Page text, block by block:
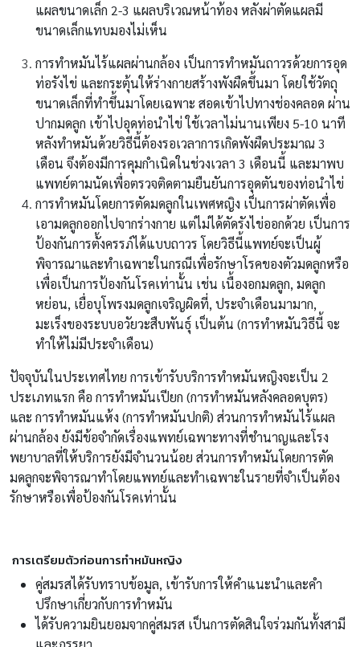
แผลขนาดเล็ก 2-3 แผลบริเวณหน้าท้อง หลังผ่าตัดแผลมี
ขนาดเล็กแทบมองไม่เห็น
การทำหมันไร้แผลผ่านกล้อง เป็นการทำหมันถาวรด้วยการอุด
ท่อรังไข่ และกระตุ้นให้ร่างกายสร้างพังผืดขึ้นมา โดยใช้วัตถุ
ขนาดเล็กที่ทำขึ้นมาโดยเฉพาะ สอดเข้าไปทางช่องคลอด ผ่าน
ปากมดลูก เข้าไปอุดท่อนำไข่ ใช้เวลาไม่นานเพียง 5-10 นาที
หลังทำหมันด้วยวิธีนี้ต้องรอเวลาการเกิดพังผืดประมาณ 3
เดือน จึงต้องมีการคุมกำเนิดในช่วงเวลา 3 เดือนนี้ และมาพบ
แพทย์ตามนัดเพื่อตรวจติดตามยืนยันการอุดตันของท่อนำไข่
การทำหมันโดยการตัดมดลูกในเพศหญิง เป็นการผ่าตัดเพื่อ
เอามดลูกออกไปจากร่างกาย แต่ไม่ได้ตัดรังไข่ออกด้วย เป็นการ
ป้องกันการตั้งครรภ์ได้แบบถาวร โดยวิธีนี้แพทย์จะเป็นผู้
พิจารณาและทำเฉพาะในกรณีเพื่อรักษาโรคของตัวมดลูกหรือ
เพื่อเป็นการป้องกันโรคเท่านั้น เช่น เนื้องอกมดลูก, มดลูก
หย่อน, เยื่อบุโพรงมดลูกเจริญผิดที่, ประจำเดือนมามาก,
มะเร็งของระบบอวัยวะสืบพันธุ์ เป็นต้น (การทำหมันวิธีนี้ จะ
ทำให้ไม่มีประจำเดือน)
ปัจจุบันในประเทศไทย การเข้ารับบริการทำหมันหญิงจะเป็น 2
ประเภทแรก คือ การทำหมันเปียก (การทำหมันหลังคลอดบุตร)
และ การทำหมันแห้ง (การทำหมันปกติ) ส่วนการทำหมันไร้แผล
ผ่านกล้อง ยังมีข้อจำกัดเรื่องแพทย์เฉพาะทางที่ชำนาญและโรง
พยาบาลที่ให้บริการยังมีจำนวนน้อย ส่วนการทำหมันโดยการตัด
มดลูกจะพิจารณาทำโดยแพทย์และทำเฉพาะในรายที่จำเป็นต้อง
รักษาหรือเพื่อป้องกันโรคเท่านั้น
การเตรียมตัวก่อนการทำหมันหญิง
คู่สมรสได้รับทราบข้อมูล, เข้ารับการให้คำแนะนำและคำ
ปรึกษาเกี่ยวกับการทำหมัน
ได้รับความยินยอมจากคู่สมรส เป็นการตัดสินใจร่วมกันทั้งสามี